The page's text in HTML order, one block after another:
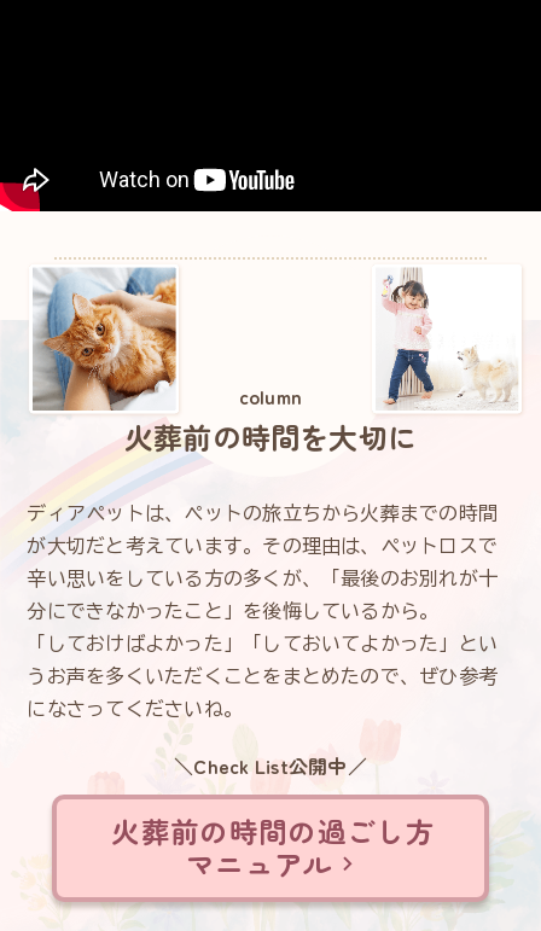
column
火葬前の時間を大切に
ディアペットは、ペットの旅立ちから火葬までの時間
が大切だと考えています。その理由は、ペットロスで
辛い思いをしている方の多くが、「最後のお別れが十
分にできなかったこと」を後悔しているから。
「しておけばよかった」「しておいてよかった」とい
うお声を多くいただくことをまとめたので、ぜひ参考
になさってくださいね。
＼Check List公開中／
火葬前の時間の過ごし方
マニュアル